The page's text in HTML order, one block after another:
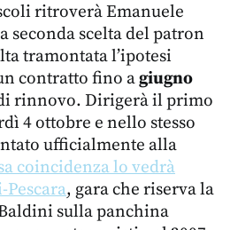
ritroverà Emanuele
seconda scelta del patron
tramontata l’ipotesi
contratto fino agiugno
rinnovo. Dirigerà il primo
4 ottobre e nello stesso
ufficialmente alla
coincidenza lo vedrà
, gara che riserva la
sulla panchina